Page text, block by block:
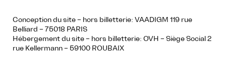
Conception du site – hors billetterie: VAADIGM 119 rue
Belliard – 75018 PARIS
Hébergement du site – hors billetterie: OVH – Siège Social 2
rue Kellermann – 59100 ROUBAIX